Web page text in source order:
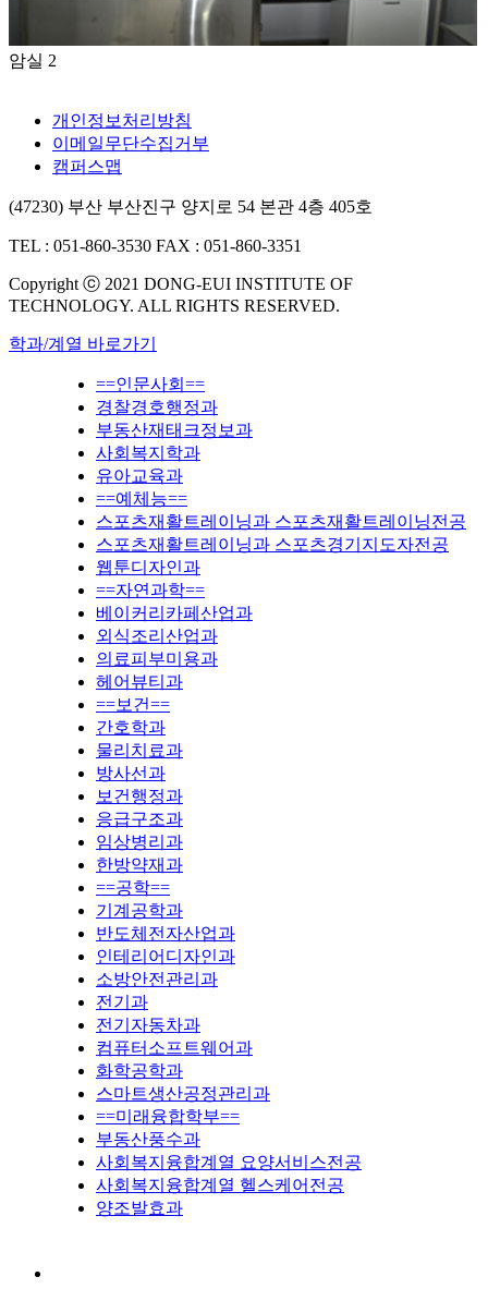
암실 2
개인정보처리방침
이메일무단수집거부
캠퍼스맵
(47230) 부산 부산진구 양지로 54 본관 4층 405호
TEL : 051-860-3530 FAX : 051-860-3351
Copyright ⓒ 2021 DONG-EUI INSTITUTE OF
TECHNOLOGY. ALL RIGHTS RESERVED.
학과/계열 바로가기
==인문사회==
경찰경호행정과
부동산재태크정보과
사회복지학과
유아교육과
==예체능==
스포츠재활트레이닝과 스포츠재활트레이닝전공
스포츠재활트레이닝과 스포츠경기지도자전공
웹툰디자인과
==자연과학==
베이커리카페산업과
외식조리산업과
의료피부미용과
헤어뷰티과
==보건==
간호학과
물리치료과
방사선과
보건행정과
응급구조과
임상병리과
한방약재과
==공학==
기계공학과
반도체전자산업과
인테리어디자인과
소방안전관리과
전기과
전기자동차과
컴퓨터소프트웨어과
화학공학과
스마트생산공정관리과
==미래융합학부==
부동산풍수과
사회복지융합계열 요양서비스전공
사회복지융합계열 헬스케어전공
양조발효과